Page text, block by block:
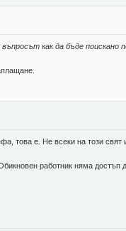
въпросът как да бъде поискано
това е. Не всеки на този свят
работник няма достъп